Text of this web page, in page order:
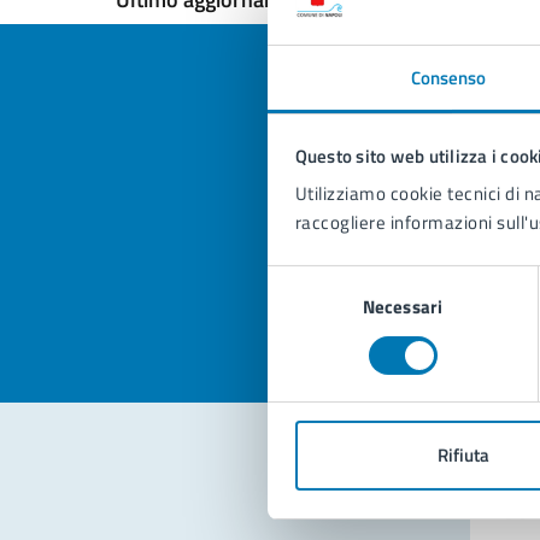
Consenso
Questo sito web utilizza i
Utilizziamo cookie tecnici di
raccogliere informazioni
Necessari
Rifiuta